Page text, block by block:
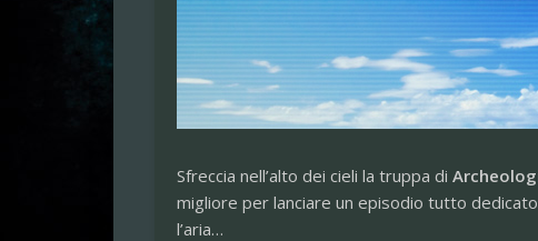
Sfreccia nell’alto dei cieli la truppa di
migliore per lanciare un episodio tutto
l’aria…